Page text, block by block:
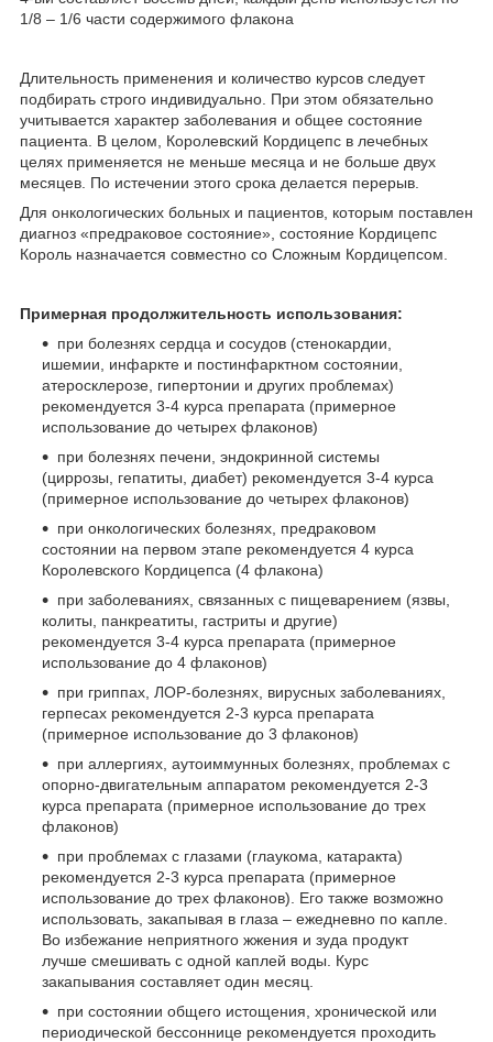
1/8 – 1/6 части содержимого флакона
Длительность применения и количество курсов следует
подбирать строго индивидуально. При этом обязательно
учитывается характер заболевания и общее состояние
пациента. В целом, Королевский Кордицепс в лечебных
целях применяется не меньше месяца и не больше двух
месяцев. По истечении этого срока делается перерыв.
Для онкологических больных и пациентов, которым поставлен
диагноз «предраковое состояние», состояние Кордицепс
Король назначается совместно со Сложным Кордицепсом.
Примерная продолжительность использования:
при болезнях сердца и сосудов (стенокардии,
ишемии, инфаркте и постинфарктном состоянии,
атеросклерозе, гипертонии и других проблемах)
рекомендуется 3-4 курса препарата (примерное
использование до четырех флаконов)
при болезнях печени, эндокринной системы
(циррозы, гепатиты, диабет) рекомендуется 3-4 курса
(примерное использование до четырех флаконов)
при онкологических болезнях, предраковом
состоянии на первом этапе рекомендуется 4 курса
Королевского Кордицепса (4 флакона)
при заболеваниях, связанных с пищеварением (язвы,
колиты, панкреатиты, гастриты и другие)
рекомендуется 3-4 курса препарата (примерное
использование до 4 флаконов)
при гриппах, ЛОР-болезнях, вирусных заболеваниях,
герпесах рекомендуется 2-3 курса препарата
(примерное использование до 3 флаконов)
при аллергиях, аутоиммунных болезнях, проблемах с
опорно-двигательным аппаратом рекомендуется 2-3
курса препарата (примерное использование до трех
флаконов)
при проблемах с глазами (глаукома, катаракта)
рекомендуется 2-3 курса препарата (примерное
использование до трех флаконов). Его также возможно
использовать, закапывая в глаза – ежедневно по капле.
Во избежание неприятного жжения и зуда продукт
лучше смешивать с одной каплей воды. Курс
закапывания составляет один месяц.
при состоянии общего истощения, хронической или
периодической бессоннице рекомендуется проходить